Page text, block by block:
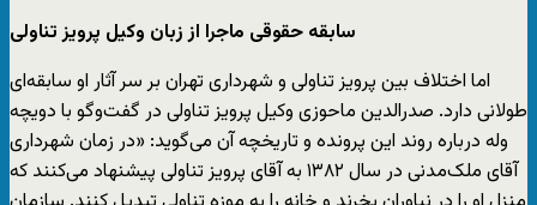
سابقه حقوقی ماجرا از زبان وکیل پرویز تناولی
اما اختلاف بین پرویز تناولی و شهرداری تهران بر سر آثار او سابقه‌ای
طولانی دارد. صدرالدین ماحوزی وکیل پرویز تناولی در گفت‌وگو با دویچه
وله درباره روند این پرونده و تاریخچه آن می‌گوید: «در زمان شهرداری
آقای ملک‌مدنی در سال ۱۳۸۲ به آقای پرویز تناولی پیشنهاد می‌کنند که